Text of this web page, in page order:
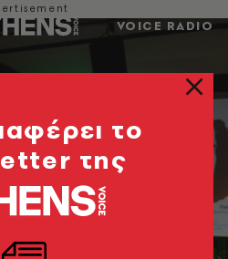
VOICE RADIO
το
της